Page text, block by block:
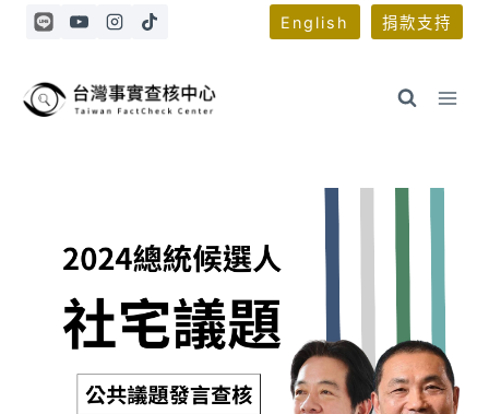
Skip
English 捐款支持